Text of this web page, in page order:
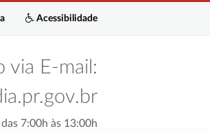
Acessibilidade
E-mail:
7:00h às 13:00h